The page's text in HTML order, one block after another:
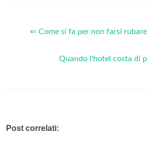
⇐ Come si fa per non farsi
Quando l'hotel costa di
Post correlati: